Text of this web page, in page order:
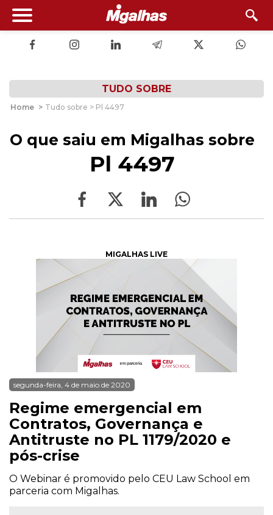
TUDO SOBRE
Home > Tudo sobre > Pl 4497
O que saiu em Migalhas sobre
Pl 4497
MIGALHAS LIVE
segunda-feira, 4 de maio de 2020
Regime emergencial em
Contratos, Governança e
Antitruste no PL 1179/2020 e
pós-crise
O Webinar é promovido pelo CEU Law School em
parceria com Migalhas.